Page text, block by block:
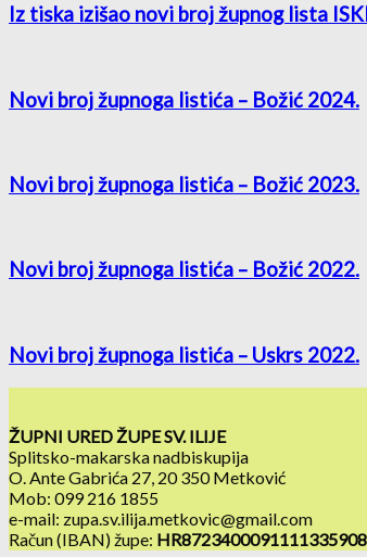
Iz tiska izišao novi broj župnog lista
Novi broj župnoga listića – Božić 2024.
Novi broj župnoga listića – Božić 2023.
Novi broj župnoga listića – Božić 2022.
Novi broj župnoga listića – Uskrs 2022.
ŽUPNI URED ŽUPE SV. ILIJE
Splitsko-makarska nadbiskupija
O. Ante Gabrića 27, 20 350 Metković
Mob: 099 216 1855
e-mail: zupa.sv.ilija.metkovic@gmail.com
Račun (IBAN) župe: HR8723400091111335908